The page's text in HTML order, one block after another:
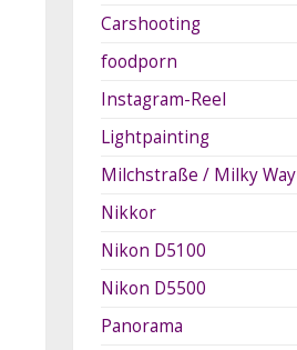
Carshooting
foodporn
Instagram-Reel
Lightpainting
Milchstraße / Milky Way
Nikkor
Nikon D5100
Nikon D5500
Panorama